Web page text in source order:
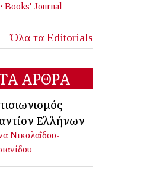
Books' Journal
Όλα τα Editorials
ΑΡΘΡΑ
Ελλήνων
Νικολαΐδου-